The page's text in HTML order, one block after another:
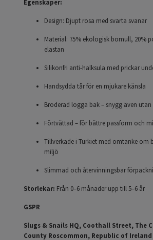
Egenskaper:
Design: Djupt rosa med svarta svanar
Material: 75% ekologisk bomull, 20%
elastan
Silikonfri anti-halksula med prickar
Handsydda tår för en mjukare känsla
Broderad logga bak – snygg även
Förtvättad – för bättre passform och
Tillverkade i Turkiet med omtanke om
miljö
Slimmad och återvinningsbar
Storlekar: Från 0–6 månader upp till 5–6 år
GSPR
Slugs & Snails HQ, Coothall Street, The
County Roscommon, Republic of Ireland